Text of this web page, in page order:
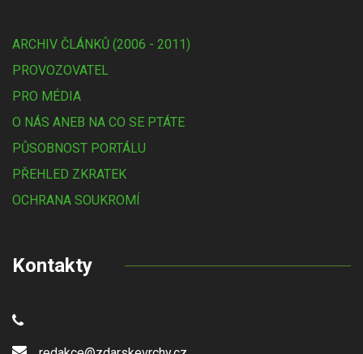
ARCHIV ČLÁNKŮ (2006 - 2011)
PROVOZOVATEL
PRO MÉDIA
O NÁS ANEB NA CO SE PTÁTE
PŮSOBNOST PORTÁLU
PŘEHLED ZKRATEK
OCHRANA SOUKROMÍ
Kontakty